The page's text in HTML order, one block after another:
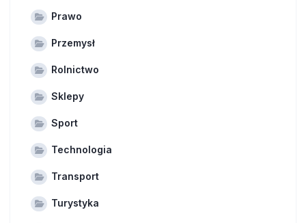
Prawo
Przemysł
Rolnictwo
Sklepy
Sport
Technologia
Transport
Turystyka